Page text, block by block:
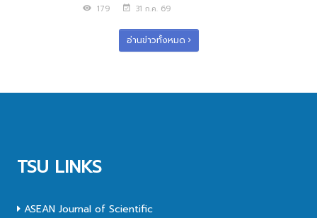
179 31 ก.ค. 69
อ่านข่าวทั้งหมด
TSU LINKS
ASEAN Journal of Scientific